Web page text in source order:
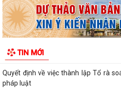
TIN MỚI
UBND xã Thượng Hồng ban hành
tại Trụ sở UBND xã
hộ kinh doanh tiêu biểu trên...
Quyết định về việc thành lập Tổ rà
pháp luật